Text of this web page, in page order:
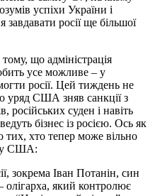
успіхи України і
завдавати росії ще більшої
що адміністрація
усе можливе – у
росії. Цей тиждень не
уряд США зняв санкції з
російських суден і навіть
бізнес із росією. Ось як
тих, хто тепер може вільно
США:
зокрема Іван Потанін, син
олігарха, який контролює